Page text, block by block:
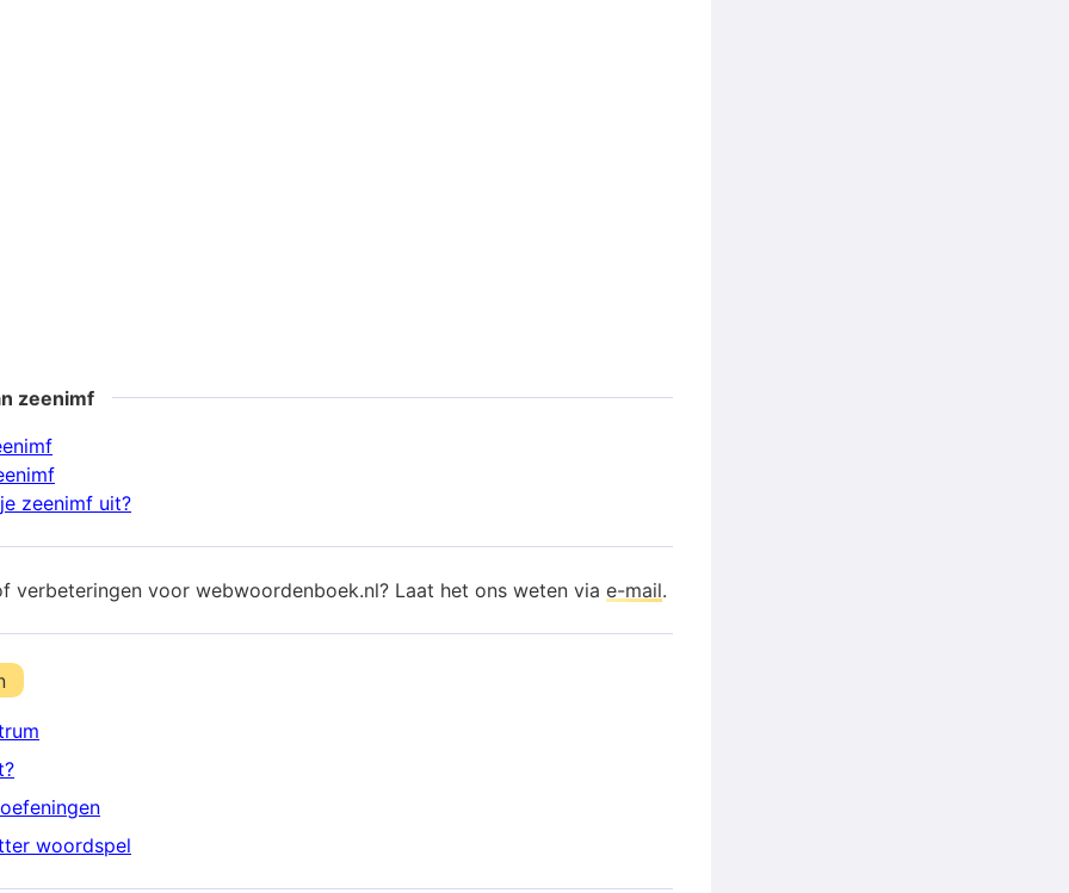
zeenimf
zeenimf uit?
verbeteringen voor webwoordenboek.nl? Laat het ons weten via e-mail.
woordspel